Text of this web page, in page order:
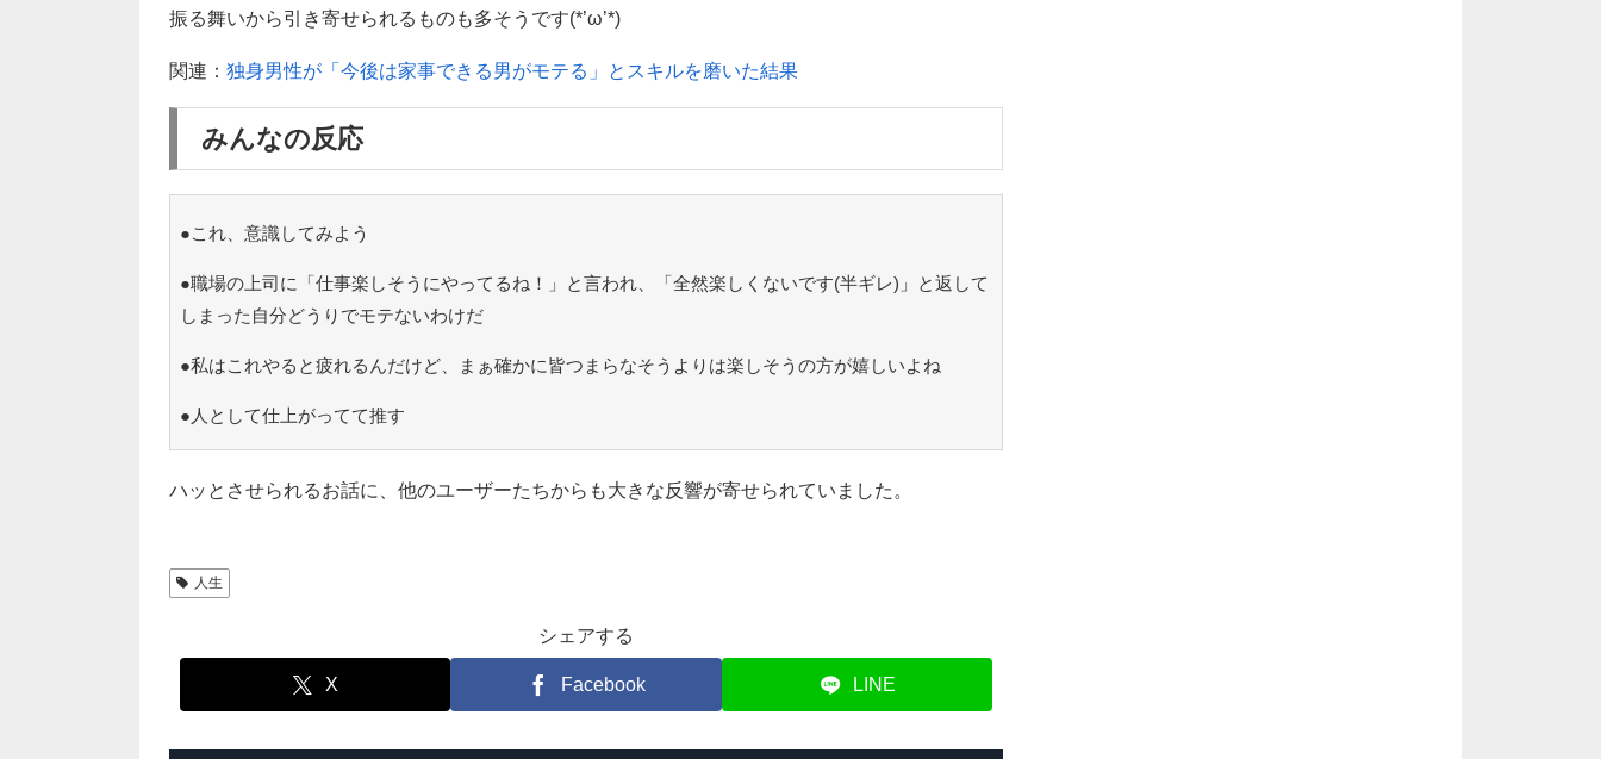
振る舞いから引き寄せられるものも多そうです(*’ω’*)
関連： 独身男性が「今後は家事できる男がモテる」とスキルを磨いた結果
みんなの反応
●これ、意識してみよう
●職場の上司に「仕事楽しそうにやってるね！」と言われ、「全然楽しくないです(半ギレ)」と返して
しまった自分どうりでモテないわけだ
●私はこれやると疲れるんだけど、まぁ確かに皆つまらなそうよりは楽しそうの方が嬉しいよね
●人として仕上がってて推す
ハッとさせられるお話に、他のユーザーたちからも大きな反響が寄せられていました。
人生
シェアする
X Facebook LINE